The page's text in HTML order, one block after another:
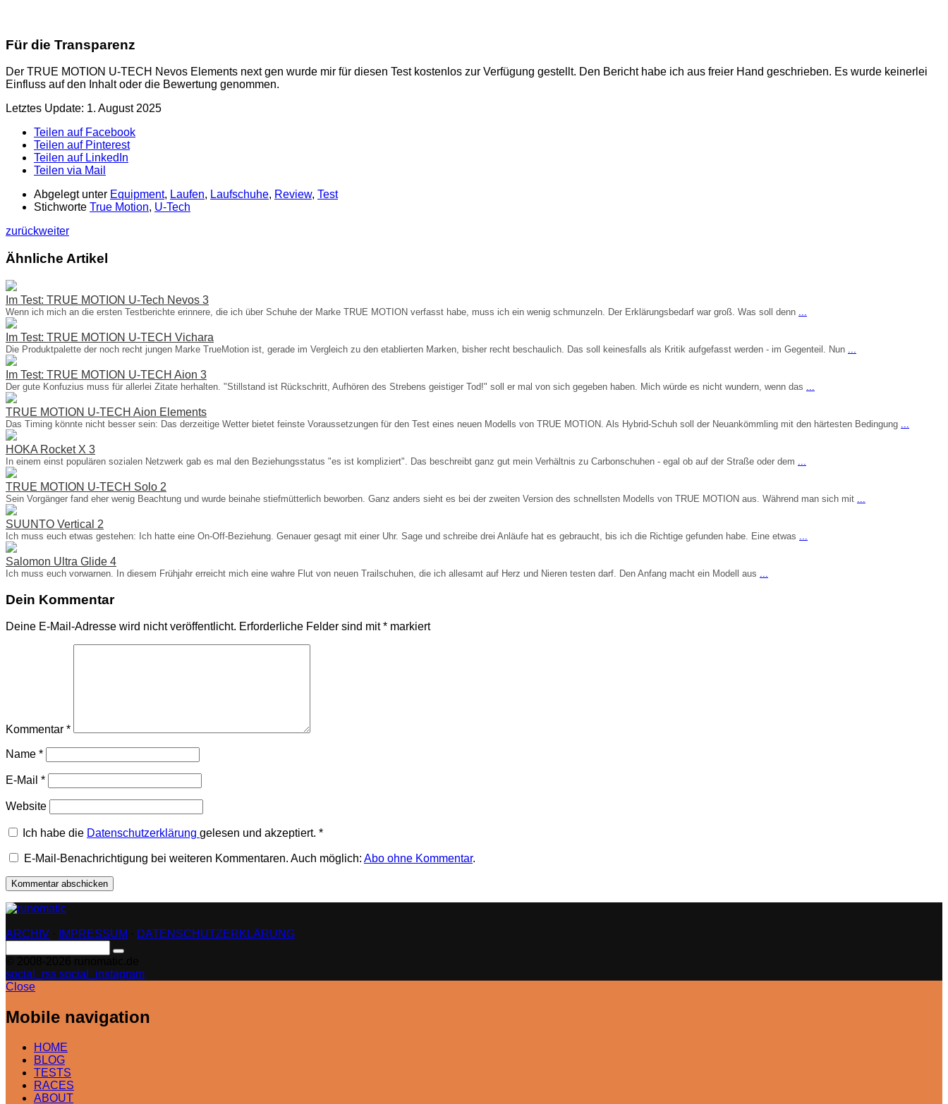
Für die Transparenz
Der TRUE MOTION U-TECH Nevos Elements next gen wurde mir für diesen Test kostenlos zur Verfügung gestellt. Den Bericht habe ich aus freier Hand geschrieben. Es wurde keinerlei
Einfluss auf den Inhalt oder die Bewertung genommen.
Letztes Update: 1. August 2025
Teilen auf Facebook
Teilen auf Pinterest
Teilen auf LinkedIn
Teilen via Mail
Abgelegt unter Equipment, Laufen, Laufschuhe, Review, Test
Stichworte True Motion, U-Tech
zurückweiter
Ähnliche Artikel
Im Test: TRUE MOTION U-Tech Nevos 3
Wenn ich mich an die ersten Testberichte erinnere, die ich über Schuhe der Marke TRUE MOTION verfasst habe, muss ich ein wenig schmunzeln. Der Erklärungsbedarf war groß. Was soll denn
Im Test: TRUE MOTION U-TECH Vichara
Die Produktpalette der noch recht jungen Marke TrueMotion ist, gerade im Vergleich zu den etablierten Marken, bisher recht beschaulich. Das soll keinesfalls als Kritik aufgefasst werden - im Gegenteil. Nun
Im Test: TRUE MOTION U-TECH Aion 3
Der gute Konfuzius muss für allerlei Zitate herhalten. "Stillstand ist Rückschritt, Aufhören des Strebens geistiger Tod!" soll er mal von sich gegeben haben. Mich würde es nicht wundern, wenn das
TRUE MOTION U-TECH Aion Elements
Das Timing könnte nicht besser sein: Das derzeitige Wetter bietet feinste Voraussetzungen für den Test eines neuen Modells von TRUE MOTION. Als Hybrid-Schuh soll der Neuankömmling mit den härtesten Bedingung
HOKA Rocket X 3
In einem einst populären sozialen Netzwerk gab es mal den Beziehungsstatus "es ist kompliziert". Das beschreibt ganz gut mein Verhältnis zu Carbonschuhen - egal ob auf der Straße oder dem
TRUE MOTION U-TECH Solo 2
Sein Vorgänger fand eher wenig Beachtung und wurde beinahe stiefmütterlich beworben. Ganz anders sieht es bei der zweiten Version des schnellsten Modells von TRUE MOTION aus. Während man sich mit
SUUNTO Vertical 2
Ich muss euch etwas gestehen: Ich hatte eine On-Off-Beziehung. Genauer gesagt mit einer Uhr. Sage und schreibe drei Anläufe hat es gebraucht, bis ich die Richtige gefunden habe. Eine etwas
Salomon Ultra Glide 4
Ich muss euch vorwarnen. In diesem Frühjahr erreicht mich eine wahre Flut von neuen Trailschuhen, die ich allesamt auf Herz und Nieren testen darf. Den Anfang macht ein Modell aus
Dein Kommentar
Deine E-Mail-Adresse wird nicht veröffentlicht. Erforderliche Felder sind mit* markiert
Kommentar *
Name *
E-Mail *
Website
Ich habe die Datenschutzerklärung gelesen und akzeptiert. *
E-Mail-Benachrichtigung bei weiteren Kommentaren. Auch möglich: Abo ohne Kommentar.
ARCHIV IMPRESSUM
DATENSCHUTZERKLÄRUNG
for:
social_rss social_instagram
Close
Mobile navigation
HOME
BLOG
TESTS
RACES
ABOUT